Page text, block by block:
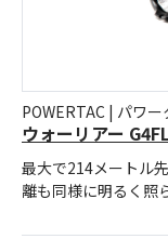
POWERTAC | パワー
ウォーリアー
最大で214メートル
離も同様に明るく照